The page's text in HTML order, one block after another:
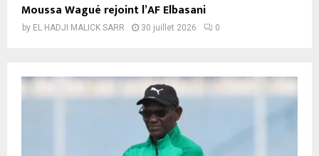
Moussa Wagué rejoint l’AF Elbasani
by EL HADJI MALICK SARR 30 juillet 2026 0